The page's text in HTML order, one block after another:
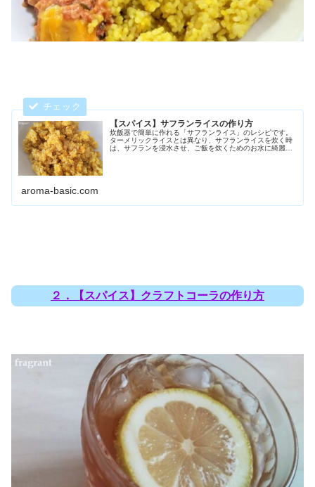
【スパイス】サフランライスの作り方
炊飯器で簡単に作れる「サフランライス」のレシピです。
ターメリックライスとは異なり、サフランライスを炊く時
は、サフランを浸水させ、ご飯を炊くためのお水に綺麗な
aroma-basic.com
２．【スパイス】クラフトコーラの作り方